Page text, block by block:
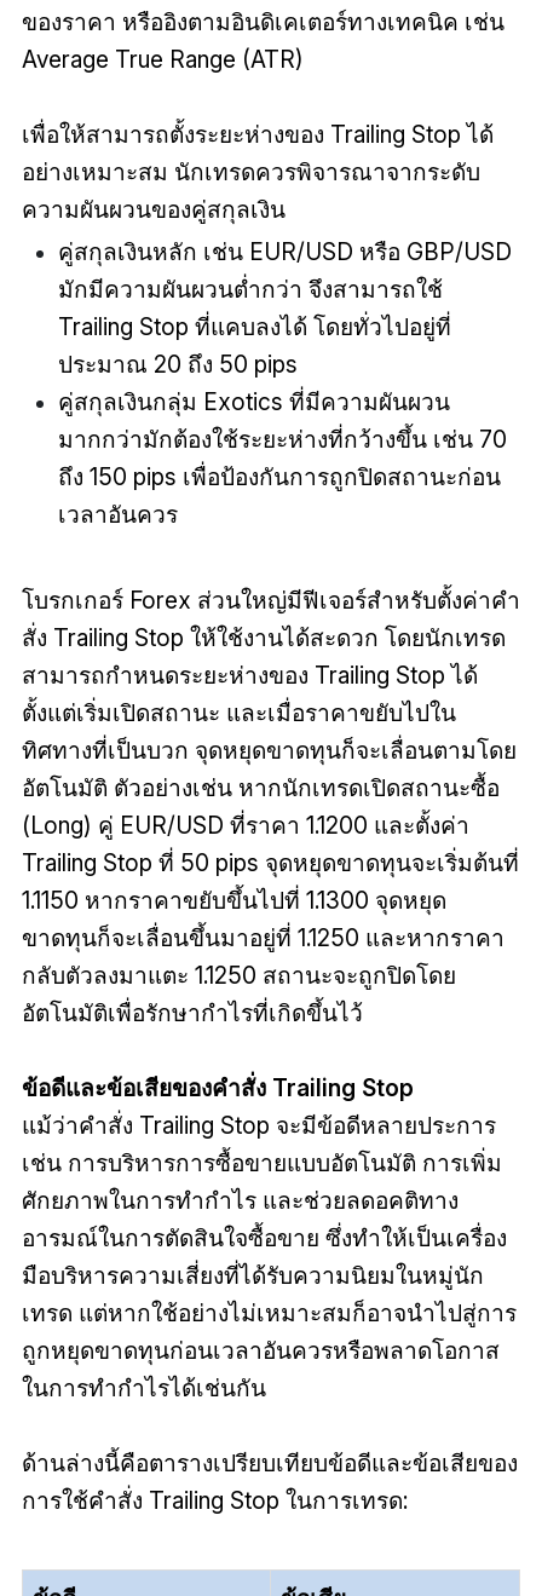
ของราคา หรืออิงตามอินดิเคเตอร์ทางเทคนิค เช่น
Average True Range (ATR)
เพื่อให้สามารถตั้งระยะห่างของ Trailing Stop ได้
อย่างเหมาะสม นักเทรดควรพิจารณาจากระดับ
ความผันผวนของคู่สกุลเงิน
คู่สกุลเงินหลัก เช่น EUR/USD หรือ GBP/USD
มักมีความผันผวนต่ำกว่า จึงสามารถใช้
Trailing Stop ที่แคบลงได้ โดยทั่วไปอยู่ที่
ประมาณ 20 ถึง 50 pips
คู่สกุลเงินกลุ่ม Exotics ที่มีความผันผวน
มากกว่ามักต้องใช้ระยะห่างที่กว้างขึ้น เช่น 70
ถึง 150 pips เพื่อป้องกันการถูกปิดสถานะก่อน
เวลาอันควร
โบรกเกอร์ Forex ส่วนใหญ่มีฟีเจอร์สำหรับตั้งค่าคำ
สั่ง Trailing Stop ให้ใช้งานได้สะดวก โดยนักเทรด
สามารถกำหนดระยะห่างของ Trailing Stop ได้
ตั้งแต่เริ่มเปิดสถานะ และเมื่อราคาขยับไปใน
ทิศทางที่เป็นบวก จุดหยุดขาดทุนก็จะเลื่อนตามโดย
อัตโนมัติ ตัวอย่างเช่น หากนักเทรดเปิดสถานะซื้อ
(Long) คู่ EUR/USD ที่ราคา 1.1200 และตั้งค่า
Trailing Stop ที่ 50 pips จุดหยุดขาดทุนจะเริ่มต้นที่
1.1150 หากราคาขยับขึ้นไปที่ 1.1300 จุดหยุด
ขาดทุนก็จะเลื่อนขึ้นมาอยู่ที่ 1.1250 และหากราคา
กลับตัวลงมาแตะ 1.1250 สถานะจะถูกปิดโดย
อัตโนมัติเพื่อรักษากำไรที่เกิดขึ้นไว้
ข้อดีและข้อเสียของคำสั่ง Trailing Stop
แม้ว่าคำสั่ง Trailing Stop จะมีข้อดีหลายประการ
เช่น การบริหารการซื้อขายแบบอัตโนมัติ การเพิ่ม
ศักยภาพในการทำกำไร และช่วยลดอคติทาง
อารมณ์ในการตัดสินใจซื้อขาย ซึ่งทำให้เป็นเครื่อง
มือบริหารความเสี่ยงที่ได้รับความนิยมในหมู่นัก
เทรด แต่หากใช้อย่างไม่เหมาะสมก็อาจนำไปสู่การ
ถูกหยุดขาดทุนก่อนเวลาอันควรหรือพลาดโอกาส
ในการทำกำไรได้เช่นกัน
ด้านล่างนี้คือตารางเปรียบเทียบข้อดีและข้อเสียของ
การใช้คำสั่ง Trailing Stop ในการเทรด: